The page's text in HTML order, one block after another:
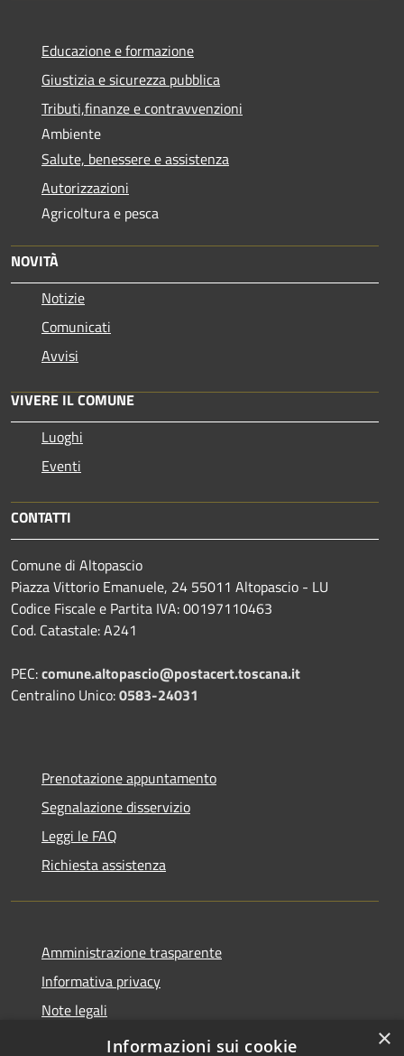
Educazione e formazione
Giustizia e sicurezza pubblica
Tributi,finanze e contravvenzioni
Ambiente
Salute, benessere e assistenza
Autorizzazioni
Agricoltura e pesca
NOVITÀ
Notizie
Comunicati
Avvisi
VIVERE IL COMUNE
Luoghi
Eventi
CONTATTI
Comune di Altopascio
Piazza Vittorio Emanuele, 24 55011 Altopascio - LU
Codice Fiscale e Partita IVA: 00197110463
Cod. Catastale: A241
PEC:comune.altopascio@postacert.toscana.it
Centralino Unico:0583-24031
Prenotazione appuntamento
Segnalazione disservizio
Leggi le FAQ
Richiesta assistenza
Amministrazione trasparente
Informativa privacy
Note legali
Dichiarazione di accessibilità
×
Informazioni sui cookie